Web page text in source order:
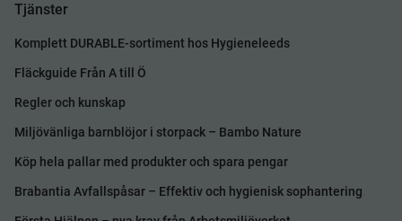
Tjänster
Komplett DURABLE-sortiment hos Hygieneleeds
Fläckguide Från A till Ö
Regler och kunskap
Miljövänliga barnblöjor i storpack – Bambo Nature
Köp hela pallar med produkter och spara pengar
Brabantia Avfallspåsar – Effektiv och hygienisk sophantering